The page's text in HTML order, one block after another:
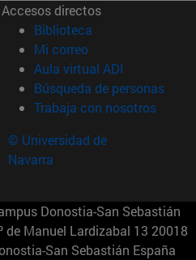
Accesos directos
Biblioteca (abre en nueva
Mi correo(abre en nueva
Aula virtual ADI (abre en
Búsqueda de personas(abre
Trabaja con nosotros(abre
© Universidad de
Navarra
Donostia-San Sebastián
de Manuel Lardizabal 13 20018
San Sebastián España